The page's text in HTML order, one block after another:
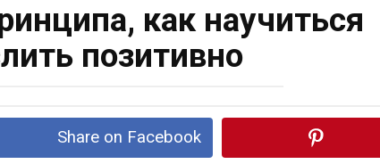
как научиться
позитивно
Share on Facebook